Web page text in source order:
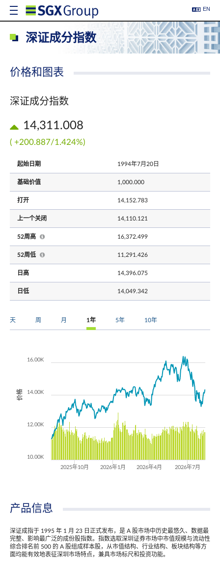
EN
深证成分指数
价格和图表
深证成分指数
14,311.008
( +200.887/1.424%)
起始日期 1994年7月20日
基础价值 1,000.000
打开 14,152.783
上一个关闭 14,110.121
52周高 16,372.499
52周低 11,291.426
日高 14,396.075
日低 14,049.342
天 周 月 1年 5年 10年
价格
2026年1月 2026年7月
2025年10月 2026年4月
10.00K
12.00K
14.00K
16.00K
产品信息
深证成指于 1995 年 1 月 23 日正式发布，是 A 股市场中历史最悠久、数据最
完整、影响最广泛的成份股指数。指数选取深圳证券市场中市值规模与流动性
综合排名前 500 的 A 股组成样本股，从市值结构、行业结构、板块结构等方
面均能有效地表征深圳市场特点，兼具市场标尺和投资功能。